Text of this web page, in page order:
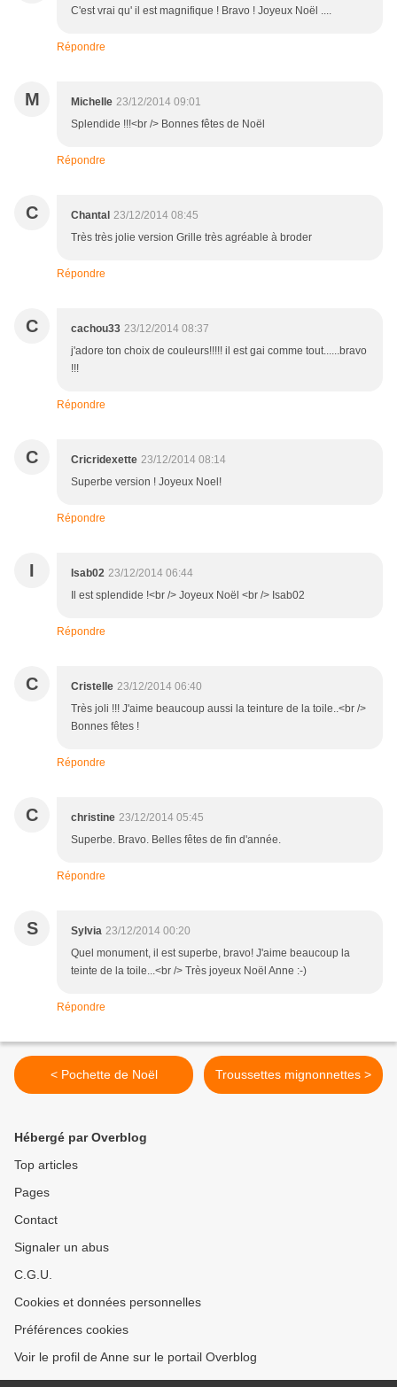
C'est vrai qu' il est magnifique ! Bravo ! Joyeux Noël ....
Répondre
M Michelle 23/12/2014 09:01
Splendide !!!<br /> Bonnes fêtes de Noël
Répondre
C Chantal 23/12/2014 08:45
Très très jolie version Grille très agréable à broder
Répondre
C cachou33 23/12/2014 08:37
j'adore ton choix de couleurs!!!!! il est gai comme tout......bravo
!!!
Répondre
C Cricridexette 23/12/2014 08:14
Superbe version ! Joyeux Noel!
Répondre
I Isab02 23/12/2014 06:44
Il est splendide !<br /> Joyeux Noël <br /> Isab02
Répondre
C Cristelle 23/12/2014 06:40
Très joli !!! J'aime beaucoup aussi la teinture de la toile..<br />
Bonnes fêtes !
Répondre
C christine 23/12/2014 05:45
Superbe. Bravo. Belles fêtes de fin d'année.
Répondre
S Sylvia 23/12/2014 00:20
Quel monument, il est superbe, bravo! J'aime beaucoup la
teinte de la toile...<br /> Très joyeux Noël Anne :-)
Répondre
< Pochette de Noël Troussettes mignonnettes >
Hébergé par Overblog
Top articles
Pages
Contact
Signaler un abus
C.G.U.
Cookies et données personnelles
Préférences cookies
Voir le profil de Anne sur le portail Overblog